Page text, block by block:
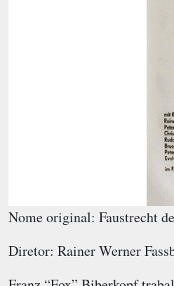
Nome original: Faustrecht
Diretor: Rainer Werner